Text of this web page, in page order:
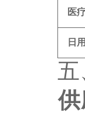
医
日